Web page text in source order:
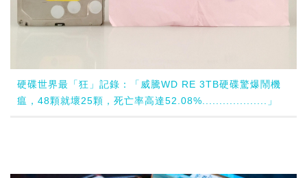
硬碟世界最「狂」記錄：「威騰WD RE 3TB硬碟驚爆鬧機
瘟，48顆就壞25顆，死亡率高達52.08%...................」